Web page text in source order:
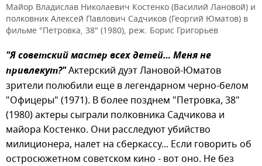
Майор Владислав Николаевич Костенко (Василий Лановой) и
полковник Алексей Павлович Садчиков (Георгий Юматов) в
фильме "Петровка, 38" (1980), реж. Борис Григорьев
"Я советский мастер всех детей… Меня не
привлекут?"Актерский дуэт Лановой-Юматов
зрители полюбили еще в легендарном черно-белом
"Офицеры" (1971). В более позднем "Петровка, 38"
(1980) актеры сыграли полковника Садчикова и
майора Костенко. Они расследуют убийство
милиционера, налет на сберкассу... Если говорить об
остросюжетном советском кино - вот оно. Не без